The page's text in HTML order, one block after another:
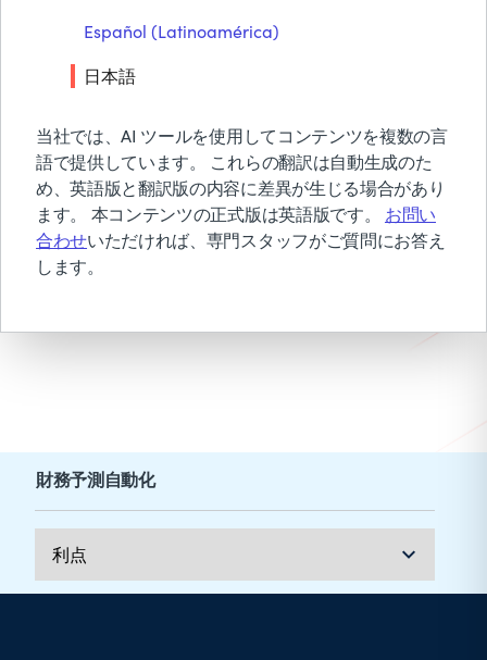
Español (Latinoamérica)
日本語
当社では、AI ツールを使用してコンテンツを複数の言
語で提供しています。 これらの翻訳は自動生成のた
め、英語版と翻訳版の内容に差異が生じる場合があり
ます。 本コンテンツの正式版は英語版です。 お問い
合わせいただければ、専門スタッフがご質問にお答え
します。
動ステップの削減。
相談を予約する
Control-Mツアーに即時アクセス
財務予測自動化